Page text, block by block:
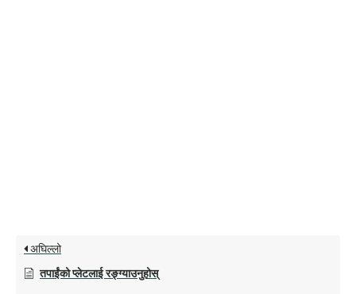
अघिल्लो
तपाईंको प्लेटलाई रङ्ग्याउनुहोस्